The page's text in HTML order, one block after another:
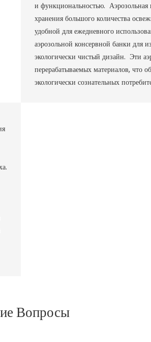
и функциональностью. Аэрозольная
хранения большого количества
удобной для ежедневного
аэрозольной консервной банки для
экологически чистый дизайн. Эти
перерабатываемых материалов, что
экологически сознательных
Вопросы